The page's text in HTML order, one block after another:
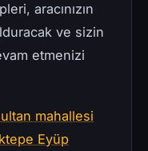
aracınızın
ve sizin
etmenizi
mahallesi
Eyüp